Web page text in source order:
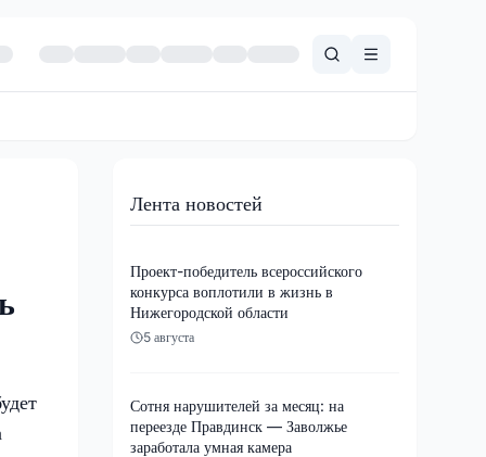
Лента новостей
Проект-победитель всероссийского
конкурса воплотили в жизнь в
Нижегородской области
5 августа
Сотня нарушителей за месяц: на
переезде Правдинск — Заволжье
заработала умная камера